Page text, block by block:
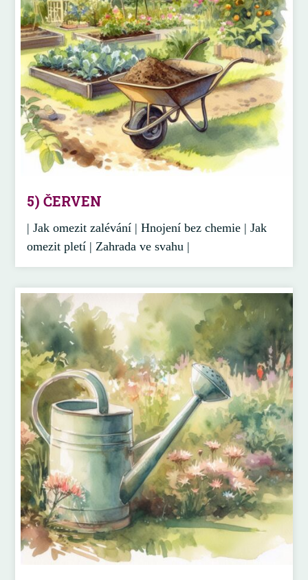
5) ČERVEN
| Jak omezit zalévání | Hnojení bez chemie | Jak
omezit pletí | Zahrada ve svahu |